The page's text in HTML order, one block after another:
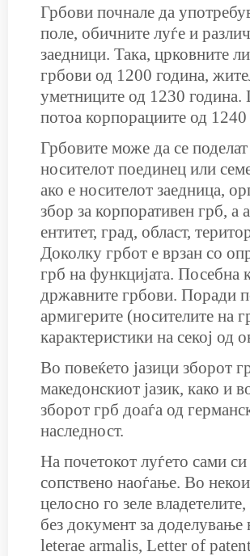
Грбови почнале да
поле, обичните луѓе и
заедници. Така, црковните
грбови од 1200 година,
уметниците од 1230 година.
потоа корпорациите од
Грбовите може да се
носителот поединец или
ако е носителот заедница,
збор за корпоративен грб, а
ентитет, град, област,
Доколку грбот е врзан со
грб на функцијата. Посебна
државните грбови. Поради
армигерите (носителите на
карактеристики на секој од
Во повеќето јазици зборот
македонскиот јазик, како и
зборот грб доаѓа од
наследност.
На почетокот луѓето сами
сопствено наоѓање. Во
целосно го зеле
без документ за
leterae armalis, Letter of